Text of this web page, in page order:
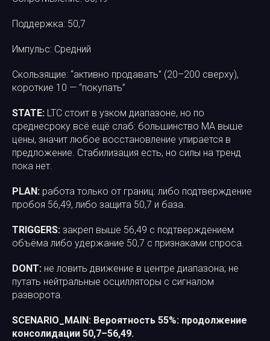
Поддержка: 50,7
Импульс: Средний
Скользящие: “активно продавать” (20–200 сверху),
короткие 10 — “покупать”
STATE: LTC стоит в узком диапазоне, но по
среднесроку всё ещё слаб: большинство MA выше
цены, значит любое восстановление упирается в
предложение. Стабилизация есть, но силы на тренд
пока нет.
PLAN: работа только от границ: либо подтверждение
пробоя 56,49, либо защита 50,7 и база.
TRIGGERS: закреп выше 56,49 с подтверждением
объёма либо удержание 50,7 с признаками спроса.
DONT: не ловить движение в центре диапазона; не
путать нейтральные осцилляторы с сигналом
разворота.
SCENARIO_MAIN: Вероятность 55%: продолжение
консолидации 50,7–56,49.